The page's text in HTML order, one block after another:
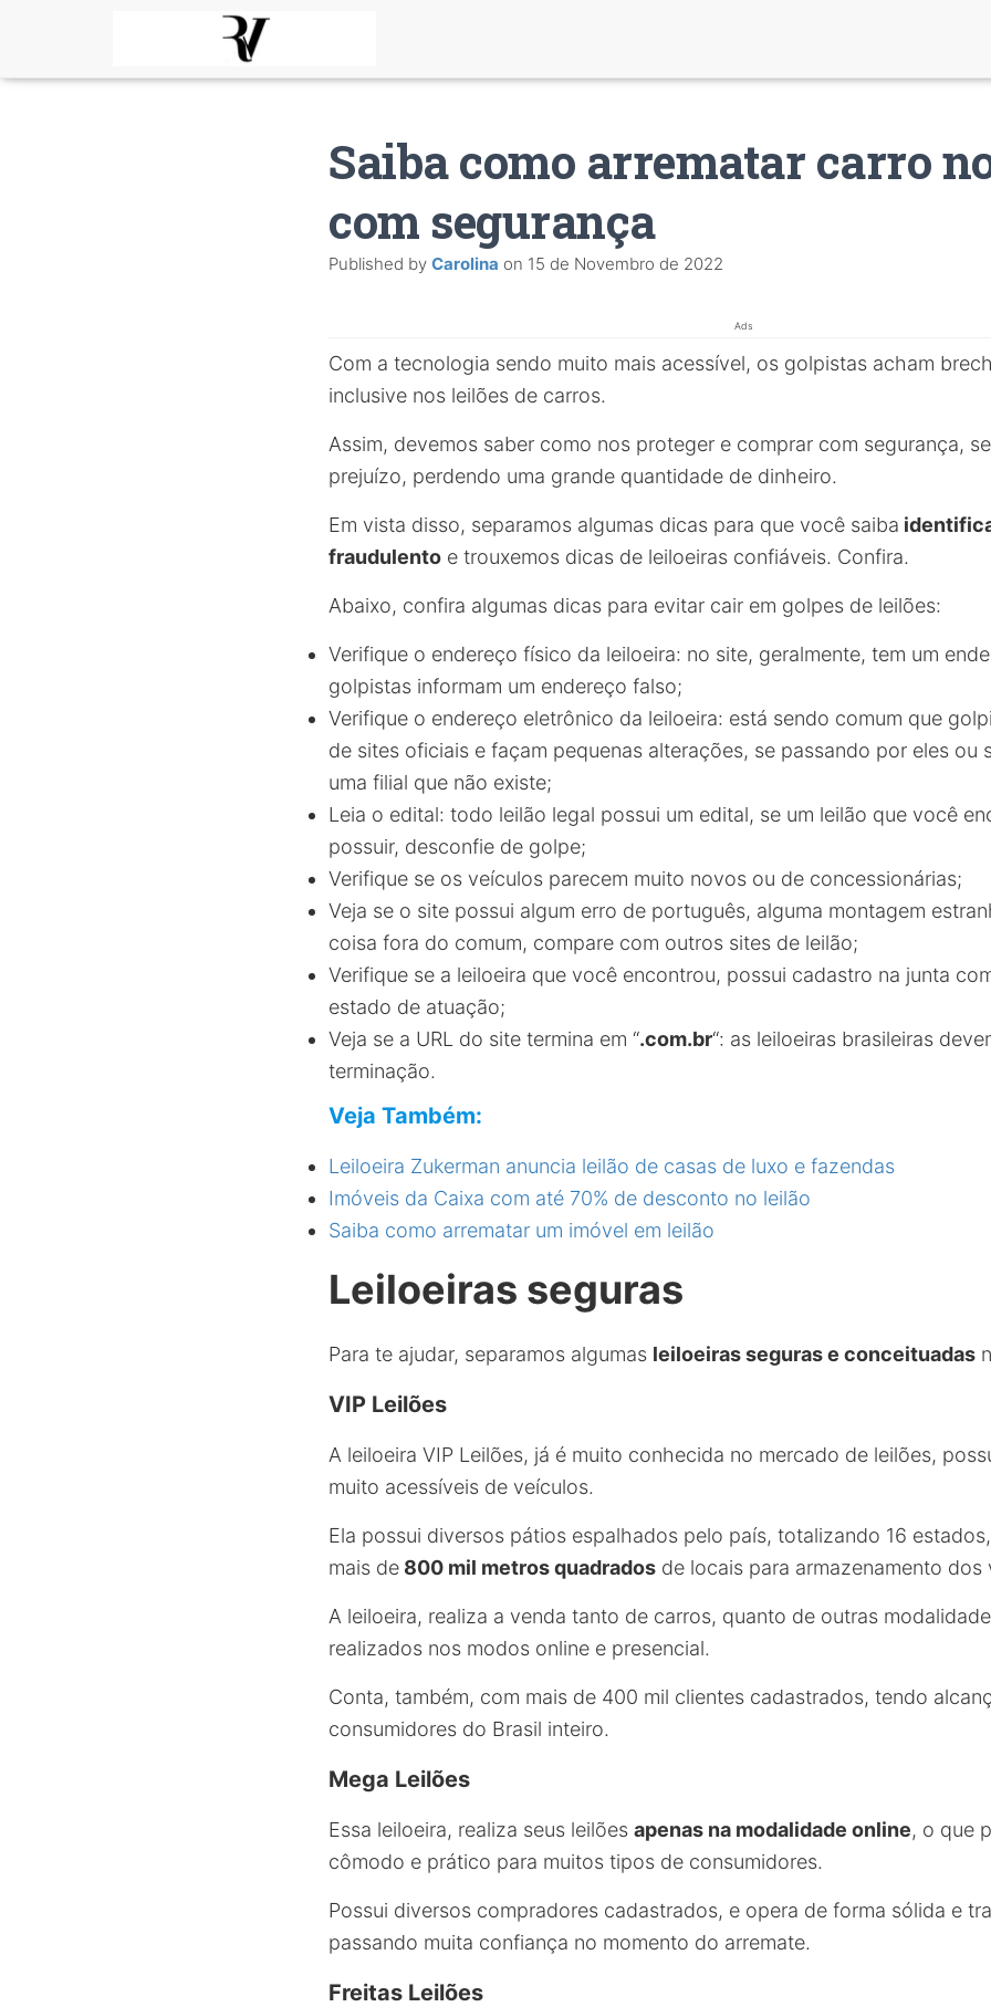
Saiba como arrematar carro
com segurança
Published by Carolina on 15 de Novembro de 2022
Ads
Com a tecnologia sendo muito mais acessível, os golpistas acham
inclusive nos leilões de carros.
Assim, devemos saber como nos proteger e comprar com segurança,
prejuízo, perdendo uma grande quantidade de dinheiro.
Em vista disso, separamos algumas dicas para que você saiba
fraudulento e trouxemos dicas de leiloeiras confiáveis. Confira.
Abaixo, confira algumas dicas para evitar cair em golpes de leilões:
Verifique o endereço físico da leiloeira: no site, geralmente, tem um
golpistas informam um endereço falso;
Verifique o endereço eletrônico da leiloeira: está sendo comum que
de sites oficiais e façam pequenas alterações, se passando por eles ou
uma filial que não existe;
Leia o edital: todo leilão legal possui um edital, se um leilão que você
possuir, desconfie de golpe;
Verifique se os veículos parecem muito novos ou de concessionárias;
Veja se o site possui algum erro de português, alguma montagem
coisa fora do comum, compare com outros sites de leilão;
Verifique se a leiloeira que você encontrou, possui cadastro na junta
estado de atuação;
Veja se a URL do site termina em “.com.br“: as leiloeiras brasileiras
terminação.
Veja Também:
Leiloeira Zukerman anuncia leilão de casas de luxo e fazendas
Imóveis da Caixa com até 70% de desconto no leilão
Saiba como arrematar um imóvel em leilão
Leiloeiras seguras
Para te ajudar, separamos algumas leiloeiras seguras e conceituadas
VIP Leilões
A leiloeira VIP Leilões, já é muito conhecida no mercado de leilões,
muito acessíveis de veículos.
Ela possui diversos pátios espalhados pelo país, totalizando 16
mais de 800 mil metros quadrados de locais para armazenamento dos
A leiloeira, realiza a venda tanto de carros, quanto de outras
realizados nos modos online e presencial.
Conta, também, com mais de 400 mil clientes cadastrados, tendo
consumidores do Brasil inteiro.
Mega Leilões
Essa leiloeira, realiza seus leilões apenas na modalidade online, o que
cômodo e prático para muitos tipos de consumidores.
Possui diversos compradores cadastrados, e opera de forma sólida e
passando muita confiança no momento do arremate.
Freitas Leilões